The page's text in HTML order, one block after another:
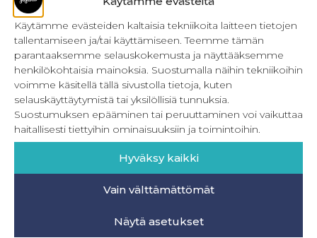
Käytämme evästeiden kaltaisia tekniikoita laitteen tietojen
tallentamiseen ja/tai käyttämiseen. Teemme tämän
parantaaksemme selauskokemusta ja näyttääksemme
henkilökohtaisia mainoksia. Suostumalla näihin tekniikoihin
voimme käsitellä tällä sivustolla tietoja, kuten
selauskäyttäytymistä tai yksilöllisiä tunnuksia.
Suostumuksen epääminen tai peruuttaminen voi vaikuttaa
haitallisesti tiettyihin ominaisuuksiin ja toimintoihin.
Hyväksy kaikki
Vain välttämättömät
Näytä asetukset
PDF Casual Week 32-56
8,90€ – 19,90€ Sis. ALV